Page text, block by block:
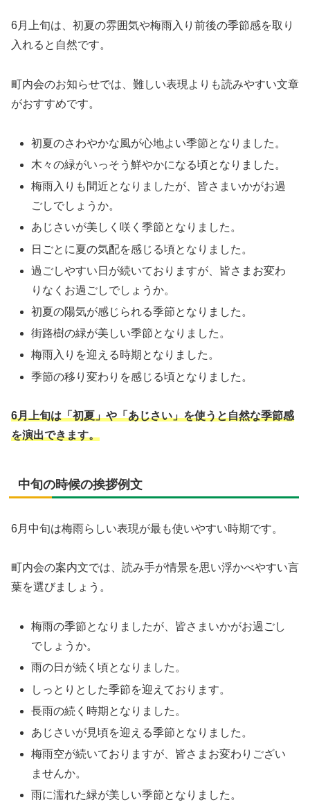
6月上旬は、初夏の雰囲気や梅雨入り前後の季節感を取り
入れると自然です。
町内会のお知らせでは、難しい表現よりも読みやすい文章
がおすすめです。
初夏のさわやかな風が心地よい季節となりました。
木々の緑がいっそう鮮やかになる頃となりました。
梅雨入りも間近となりましたが、皆さまいかがお過
ごしでしょうか。
あじさいが美しく咲く季節となりました。
日ごとに夏の気配を感じる頃となりました。
過ごしやすい日が続いておりますが、皆さまお変わ
りなくお過ごしでしょうか。
初夏の陽気が感じられる季節となりました。
街路樹の緑が美しい季節となりました。
梅雨入りを迎える時期となりました。
季節の移り変わりを感じる頃となりました。
6月上旬は「初夏」や「あじさい」を使うと自然な季節感
を演出できます。
中旬の時候の挨拶例文
6月中旬は梅雨らしい表現が最も使いやすい時期です。
町内会の案内文では、読み手が情景を思い浮かべやすい言
葉を選びましょう。
梅雨の季節となりましたが、皆さまいかがお過ごし
でしょうか。
雨の日が続く頃となりました。
しっとりとした季節を迎えております。
長雨の続く時期となりました。
あじさいが見頃を迎える季節となりました。
梅雨空が続いておりますが、皆さまお変わりござい
ませんか。
雨に濡れた緑が美しい季節となりました。